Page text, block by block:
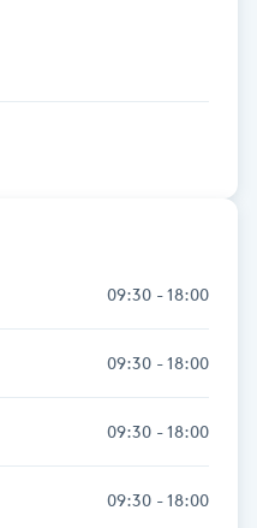
09:30 - 18:00
09:30 - 18:00
09:30 - 18:00
09:30 - 18:00